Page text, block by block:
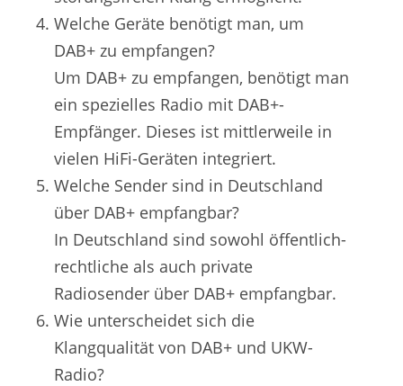
Welche Geräte benötigt man, um
DAB+ zu empfangen?
Um DAB+ zu empfangen, benötigt man
ein spezielles Radio mit DAB+-
Empfänger. Dieses ist mittlerweile in
vielen HiFi-Geräten integriert.
Welche Sender sind in Deutschland
über DAB+ empfangbar?
In Deutschland sind sowohl öffentlich-
rechtliche als auch private
Radiosender über DAB+ empfangbar.
Wie unterscheidet sich die
Klangqualität von DAB+ und UKW-
Radio?